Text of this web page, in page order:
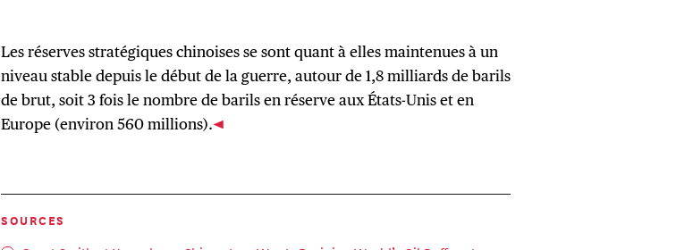
Les réserves stratégiques chinoises se sont quant à elles maintenues à un
niveau stable depuis le début de la guerre, autour de 1,8 milliards de barils
de brut, soit 3 fois le nombre de barils en réserve aux États-Unis et en
Europe (environ 560 millions).
SOURCES